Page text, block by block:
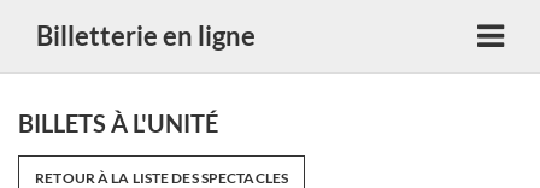
Billetterie en ligne
BILLETS À L'UNITÉ
RETOUR À LA LISTE DES SPECTACLES